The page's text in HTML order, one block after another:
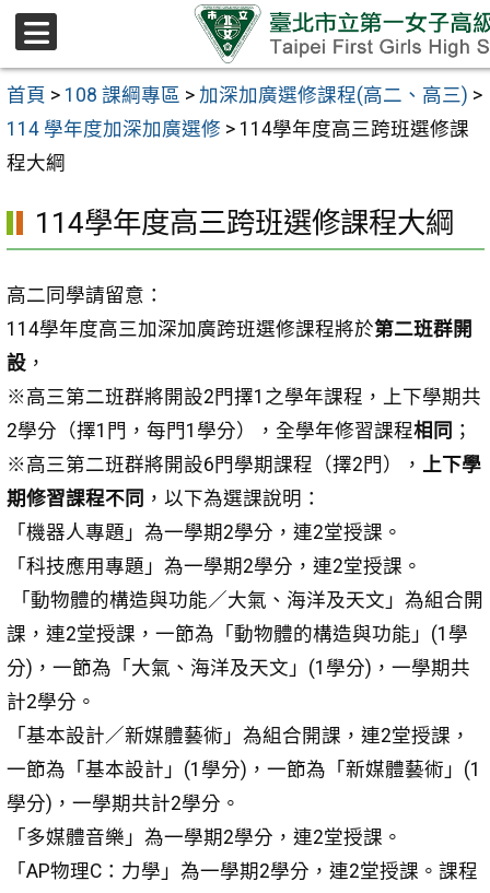
跳至主要內容區
首頁 > 108 課綱專區 > 加深加廣選修課程(高二、高三) >
114 學年度加深加廣選修 > 114學年度高三跨班選修課
程大綱
114學年度高三跨班選修課程大綱
高二同學請留意：
114學年度高三加深加廣跨班選修課程將於第二班群開
設，
※高三第二班群將開設2門擇1之學年課程，上下學期共
2學分（擇1門，每門1學分），全學年修習課程相同 ；
※高三第二班群將開設6門學期課程（擇2門）， 上下學
期修習課程不同 ，以下為選課說明：
「機器人專題」為一學期2學分，連2堂授課。
「科技應用專題」為一學期2學分，連2堂授課。
「動物體的構造與功能／大氣、海洋及天文」為組合開
課，連2堂授課，一節為「動物體的構造與功能」(1學
分)，一節為「大氣、海洋及天文」(1學分)，一學期共
計2學分。
「基本設計／新媒體藝術」為組合開課，連2堂授課，
一節為「基本設計」(1學分)，一節為「新媒體藝術」(1
學分)，一學期共計2學分。
「多媒體音樂」為一學期2學分，連2堂授課。
「AP物理C：力學」為一學期2學分，連2堂授課。課程
選
單